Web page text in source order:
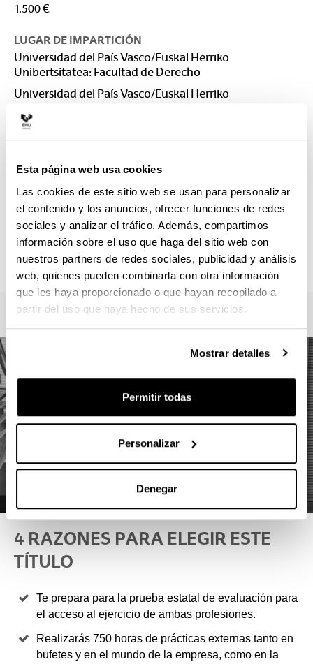
Esta página web usa cookies
Las cookies de este sitio web se usan para personalizar
el contenido y los anuncios, ofrecer funciones de redes
sociales y analizar el tráfico. Además, compartimos
información sobre el uso que haga del sitio web con
nuestros partners de redes sociales, publicidad y análisis
web, quienes pueden combinarla con otra información
que les haya proporcionado o que hayan recopilado a
partir del uso que haya hecho de sus servicios.
Mostrar detalles
Permitir todas
Personalizar
Denegar
1.500 €
LUGAR DE IMPARTICIÓN
Universidad del País Vasco/Euskal Herriko
Unibertsitatea: Facultad de Derecho
Universidad del País Vasco/Euskal Herriko
CONTACTO
SUBERBIOLA GARBIZU, IRUNE
irune.suberbiola@ehu.eus
Secretaría :
Secretarías
masterbiz@ehu.es; mastergip@ehu.es
943 018085 / 946 013 151
4 RAZONES PARA ELEGIR ESTE
TÍTULO
Te prepara para la prueba estatal de evaluación para
el acceso al ejercicio de ambas profesiones.
Realizarás 750 horas de prácticas externas tanto en
bufetes y en el mundo de la empresa, como en la